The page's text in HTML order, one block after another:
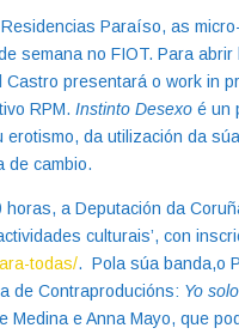
Paraíso, as
semana no FIOT. Para
Castro presentará o work in
RPM.Instinto Desexo é un
da utilización da
de cambio.
a Deputación da
culturais’, con
todas/. Pola súa banda,o
de Contraproducións: Yo
Medina e Anna Mayo, que